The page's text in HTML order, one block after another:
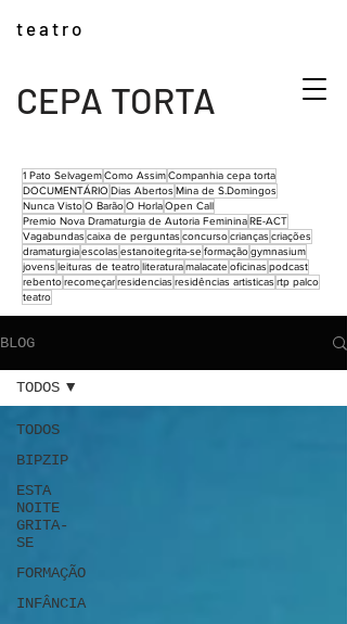
CEPA TORTA
t e a t r o
1 Pato SelvagemComo AssimCompanhia cepa torta
DOCUMENTÁRIO Dias AbertosMina de S.Domingos
Nunca VistoO BarãoO HorlaOpen Call
Premio Nova Dramaturgia de Autoria FemininaRE-ACT
Vagabundascaixa de perguntasconcursocriançascriações
dramaturgiaescolasestanoitegrita-seformaçãogymnasium
jovensleituras de teatroliteraturamalacateoficinaspodcast
rebentorecomeçarresidenciasresidências artisticasrtp palco
teatro
BLOG
TODOS
BIPZIP
ESTA
NOITE
GRITA-
SE
FORMAÇÃO
INFÂNCIA
TODOS